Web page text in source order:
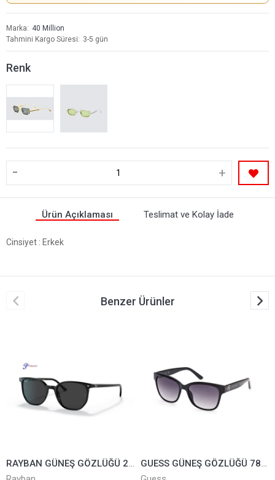
Marka
40 Million
Tahmini Kargo Süresi
3-5 gün
Renk
- +
Ürün Açıklaması Teslimat ve Kolay İade
Cinsiyet : Erkek
Benzer Ürünler
RAYBAN GÜNEŞ GÖZLÜĞÜ 2197-901/48*52
GUESS GÜNEŞ GÖZLÜĞÜ 7823-01B